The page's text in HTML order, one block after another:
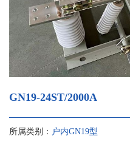
GN19-24ST/2000A
所属类别： 户内GN19型